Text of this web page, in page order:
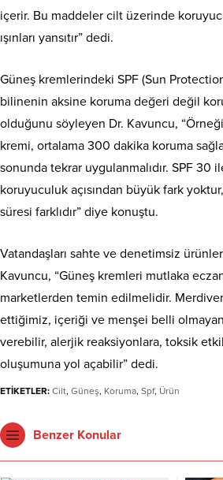
içerir. Bu maddeler cilt üzerinde
ışınları yansıtır” dedi.
Güneş kremlerindeki SPF (Sun
bilinenin aksine koruma değeri değil
olduğunu söyleyen Dr. Kavuncu,
kremi, ortalama 300 dakika koruma
sonunda tekrar uygulanmalıdır. SPF 30
koruyuculuk açısından büyük fark
süresi farklıdır” diye konuştu.
Vatandaşları sahte ve denetimsiz
Kavuncu, “Güneş kremleri mutlaka
marketlerden temin edilmelidir.
ettiğimiz, içeriği ve menşei belli
verebilir, alerjik reaksiyonlara, toksik
oluşumuna yol açabilir” dedi.
ETİKETLER: Cilt, Güneş, Koruma, Spf, Ürün
Benzer Konular